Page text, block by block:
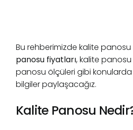
Bu rehberimizde kalite panosu
panosu fiyatları, kalite
panosu ölçüleri gibi konularda
bilgiler paylaşacağız.
Kalite Panosu